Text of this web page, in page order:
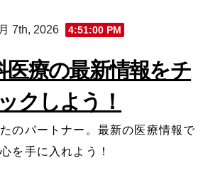
7th, 2026 4:51:01 PM
医療の最新情報をチ
クしよう！
のパートナー。最新の医療情報で
を手に入れよう！